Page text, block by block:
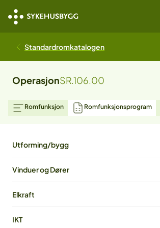
Standardromkatalogen
OperasjonSR.106.00
Romfunksjon Romfunksjonsprogram
Utforming/bygg
Vinduer og Dører
Elkraft
IKT